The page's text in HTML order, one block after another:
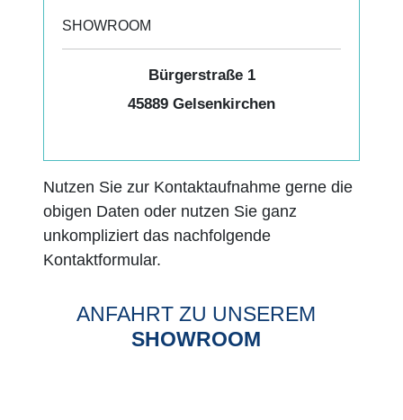
SHOWROOM
Bürgerstraße 1
45889 Gelsenkirchen
Nutzen Sie zur Kontaktaufnahme gerne die
obigen Daten oder nutzen Sie ganz
unkompliziert das nachfolgende
Kontaktformular.
ANFAHRT ZU UNSEREM
SHOWROOM